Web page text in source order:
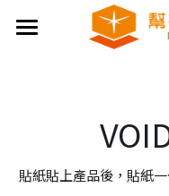
客製印刷包裝
結構設計打樣
聯盒打樣生產中心
貼紙貼上產品後，貼紙
節慶公版包裝盒
公版提袋